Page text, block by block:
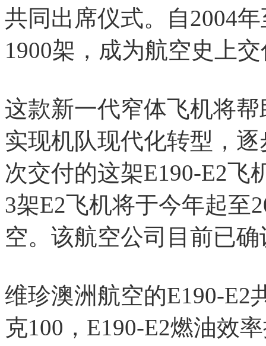
共同出席仪式。自2004
1900架，成为航空史上
这款新一代窄体飞机将
实现机队现代化转型，
次交付的这架E190-E2飞
3架E2飞机将于今年起至
空。该航空公司目前已
维珍澳洲航空的E190-E2
克100，E190-E2燃油效